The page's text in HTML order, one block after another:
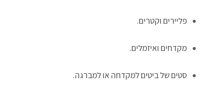
פליירים וקטרים.
מקדחים ואיזמלים.
סטים של ביטים למקדחה או למברגה.